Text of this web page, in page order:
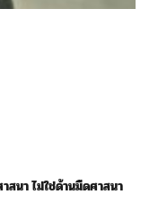
สนา ไม่ใช่ด้านมืดศาสนา